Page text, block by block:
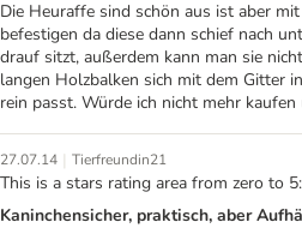
Die Heuraffe sind schön aus ist aber
befestigen da diese dann schief nach
drauf sitzt, außerdem kann man sie
langen Holzbalken sich mit dem Gitter
rein passt. Würde ich nicht mehr
27.07.14 | Tierfreundin21
This is a stars rating area from zero to
Kaninchensicher, praktisch, aber